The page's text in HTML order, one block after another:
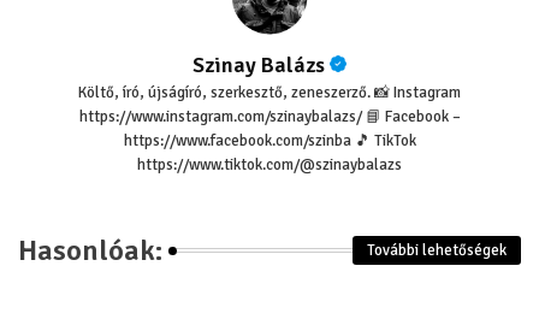
Szinay Balázs
Költő, író, újságíró, szerkesztő, zeneszerző. 📸 Instagram
https://www.instagram.com/szinaybalazs/ 📘 Facebook –
https://www.facebook.com/szinba 🎵 TikTok
https://www.tiktok.com/@szinaybalazs
Hasonlóak: További lehetőségek